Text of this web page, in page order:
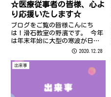
☆医療従事者の皆様、心よ
り応援いたします☆
ブログをご覧の皆様こんにち
は！滑石教室の野濱です。 今年
は年末年始に大型の寒波が日本
列島を覆うため、長崎も福岡も
いようにお気をつけください。
2020.12.28
出来事